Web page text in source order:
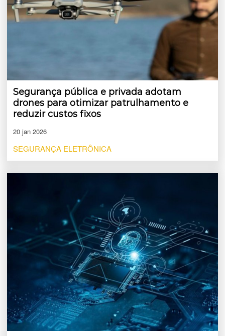
Segurança pública e privada adotam
drones para otimizar patrulhamento e
reduzir custos fixos
20 jan 2026
SEGURANÇA ELETRÔNICA